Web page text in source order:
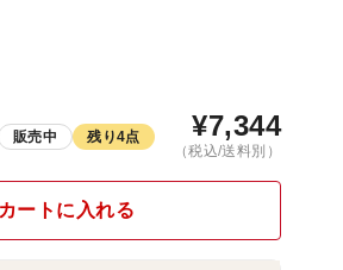
販売中 残り4点 ¥7,344
（税込/送料別）
カートに入れる